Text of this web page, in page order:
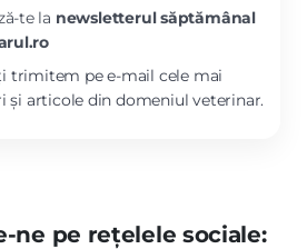
te la newsletterul săptămânal
trimitem pe e-mail cele mai
și articole din domeniul veterinar.
ne pe rețelele sociale: